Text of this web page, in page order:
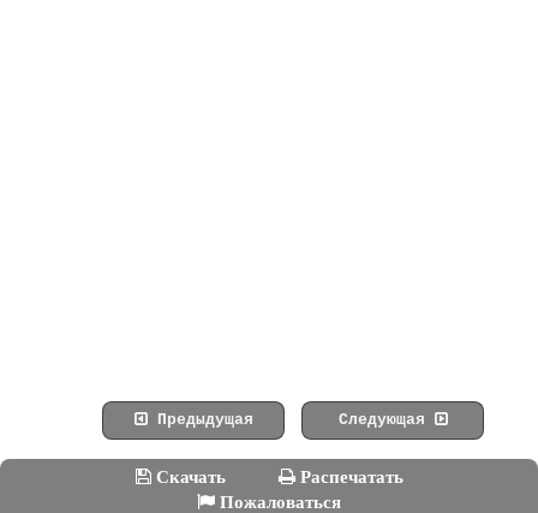
Предыдущая Следующая
Скачать
Распечатать
Пожаловаться